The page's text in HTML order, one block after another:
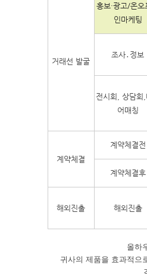
거래선 발굴
홍보·광고/온오
인마케팅
조사․정보
전시회, 상담회,
어매칭
계약체결
계약체결전
계약체결후
해외진출 해외진출
올하
귀사의 제품을 효과적